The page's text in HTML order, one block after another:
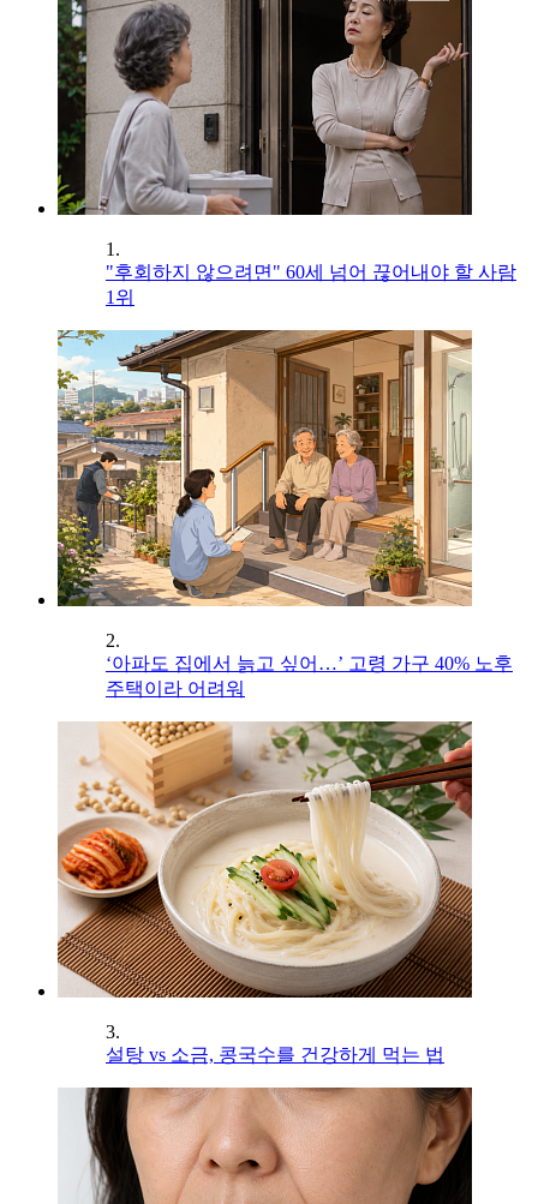
1.
"후회하지 않으려면" 60세 넘어 끊어내야 할 사람
1위
2.
‘아파도 집에서 늙고 싶어…’ 고령 가구 40% 노후
주택이라 어려워
3.
설탕 vs 소금, 콩국수를 건강하게 먹는 법